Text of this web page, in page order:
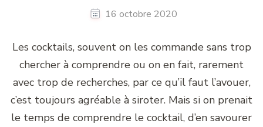
16 octobre 2020
Les cocktails, souvent on les commande sans trop
chercher à comprendre ou on en fait, rarement
avec trop de recherches, par ce qu’il faut l’avouer,
c’est toujours agréable à siroter. Mais si on prenait
le temps de comprendre le cocktail, d’en savourer